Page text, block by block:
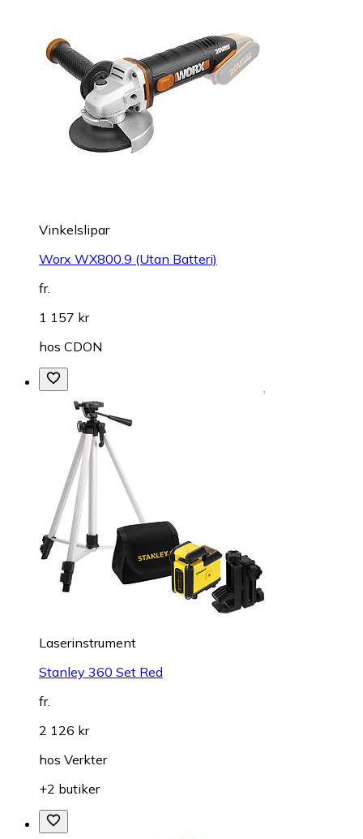
Vinkelslipar
Worx WX800.9 (Utan Batteri)
fr.
1 157 kr
hos CDON
Laserinstrument
Stanley 360 Set Red
fr.
2 126 kr
hos Verkter
+2 butiker